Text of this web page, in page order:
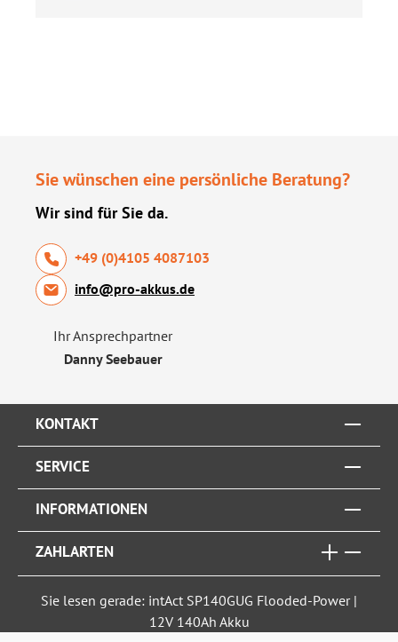
Sie wünschen eine persönliche Beratung?
Wir sind für Sie da.
+49 (0)4105 4087103
info@pro-akkus.de
Ihr Ansprechpartner
Danny Seebauer
KONTAKT
SERVICE
INFORMATIONEN
ZAHLARTEN
Sie lesen gerade: intAct SP140GUG Flooded-Power |
12V 140Ah Akku